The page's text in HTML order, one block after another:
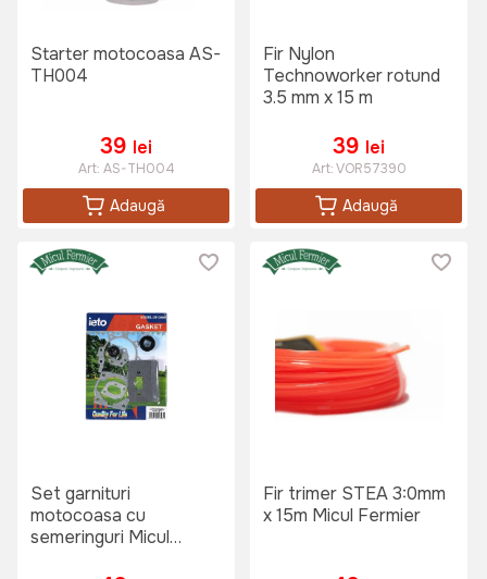
Starter motocoasa AS-
TH004
39 lei
Art: AS-TH004
Adaugă
Fir Nylon
Technoworker rotund
3.5 mm x 15 m
39 lei
Art:VOR57390
Adaugă
Set garnituri
motocoasa cu
semeringuri Micul
Fir trimer STEA 3:0mm
x 15m Micul Fermier